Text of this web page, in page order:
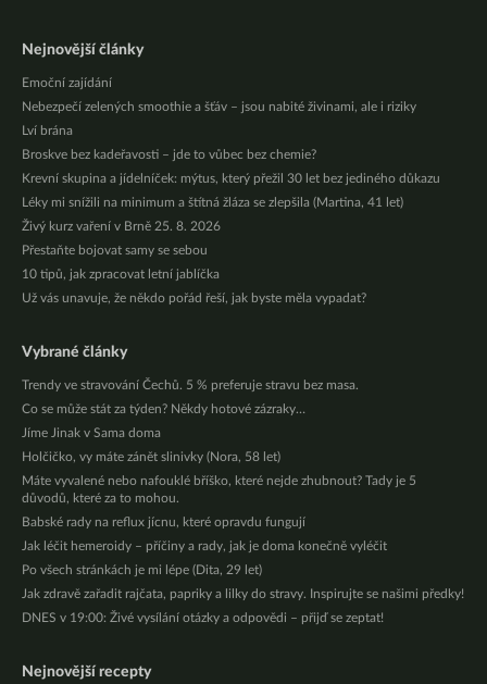
Nejnovější články
Emoční zajídání
Nebezpečí zelených smoothie a šťáv – jsou nabité živinami, ale i riziky
Lví brána
Broskve bez kadeřavosti – jde to vůbec bez chemie?
Krevní skupina a jídelníček: mýtus, který přežil 30 let bez jediného důkazu
Léky mi snížili na minimum a štítná žláza se zlepšila (Martina, 41 let)
Živý kurz vaření v Brně 25. 8. 2026
Přestaňte bojovat samy se sebou
10 tipů, jak zpracovat letní jablíčka
Už vás unavuje, že někdo pořád řeší, jak byste měla vypadat?
Vybrané články
Trendy ve stravování Čechů. 5 % preferuje stravu bez masa.
Co se může stát za týden? Někdy hotové zázraky…
Jíme Jinak v Sama doma
Holčičko, vy máte zánět slinivky (Nora, 58 let)
Máte vyvalené nebo nafouklé bříško, které nejde zhubnout? Tady je 5
důvodů, které za to mohou.
Babské rady na reflux jícnu, které opravdu fungují
Jak léčit hemeroidy – příčiny a rady, jak je doma konečně vyléčit
Po všech stránkách je mi lépe (Dita, 29 let)
Jak zdravě zařadit rajčata, papriky a lilky do stravy. Inspirujte se našimi předky!
DNES v 19:00: Živé vysílání otázky a odpovědi – přijď se zeptat!
Nejnovější recepty